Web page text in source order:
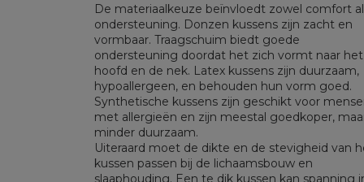
De materiaalkeuze beïnvloedt zowel comfort
ondersteuning. Donzen kussens zijn zacht en
vormbaar. Traagschuim biedt goede
ondersteuning doordat het zich vormt naar het
hoofd en de nek. Latex kussens zijn duurzaam,
hypoallergeen, en behouden hun vorm goed.
Synthetische kussens zijn geschikt voor
met allergieën en zijn meestal goedkoper,
minder duurzaam.
Uiteraard moet de dikte en de stevigheid van
kussen passen bij de lichaamsbouw en
slaaphouding. Een te dik kussen kan spanning